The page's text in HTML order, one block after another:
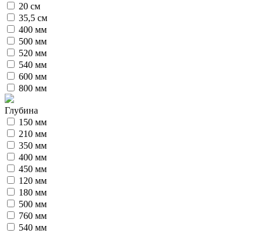
20 см
35,5 см
400 мм
500 мм
520 мм
540 мм
600 мм
800 мм
Глубина
150 мм
210 мм
350 мм
400 мм
450 мм
120 мм
180 мм
500 мм
760 мм
540 мм